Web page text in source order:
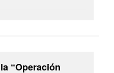
“Operación